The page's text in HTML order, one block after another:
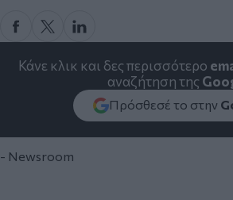
Κάνε κλικ και δες περισσότερο
αναζήτηση της
Πρόσθεσέ το στην
- Newsroom